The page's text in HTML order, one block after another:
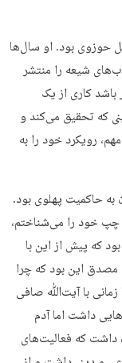
حوزوی بود. او سال‌ها
شیعه را منتشر
کاری از یک
که تحقیق می‌کند و
رویکرد خود را به
به حاکمیت پهلوی بود.
خود را می‌شناختم،
که پیش از این با
این بود که چرا
با آیت‌ﷲ صافی
داشت اما آدم
داشت که فعالیت‌های